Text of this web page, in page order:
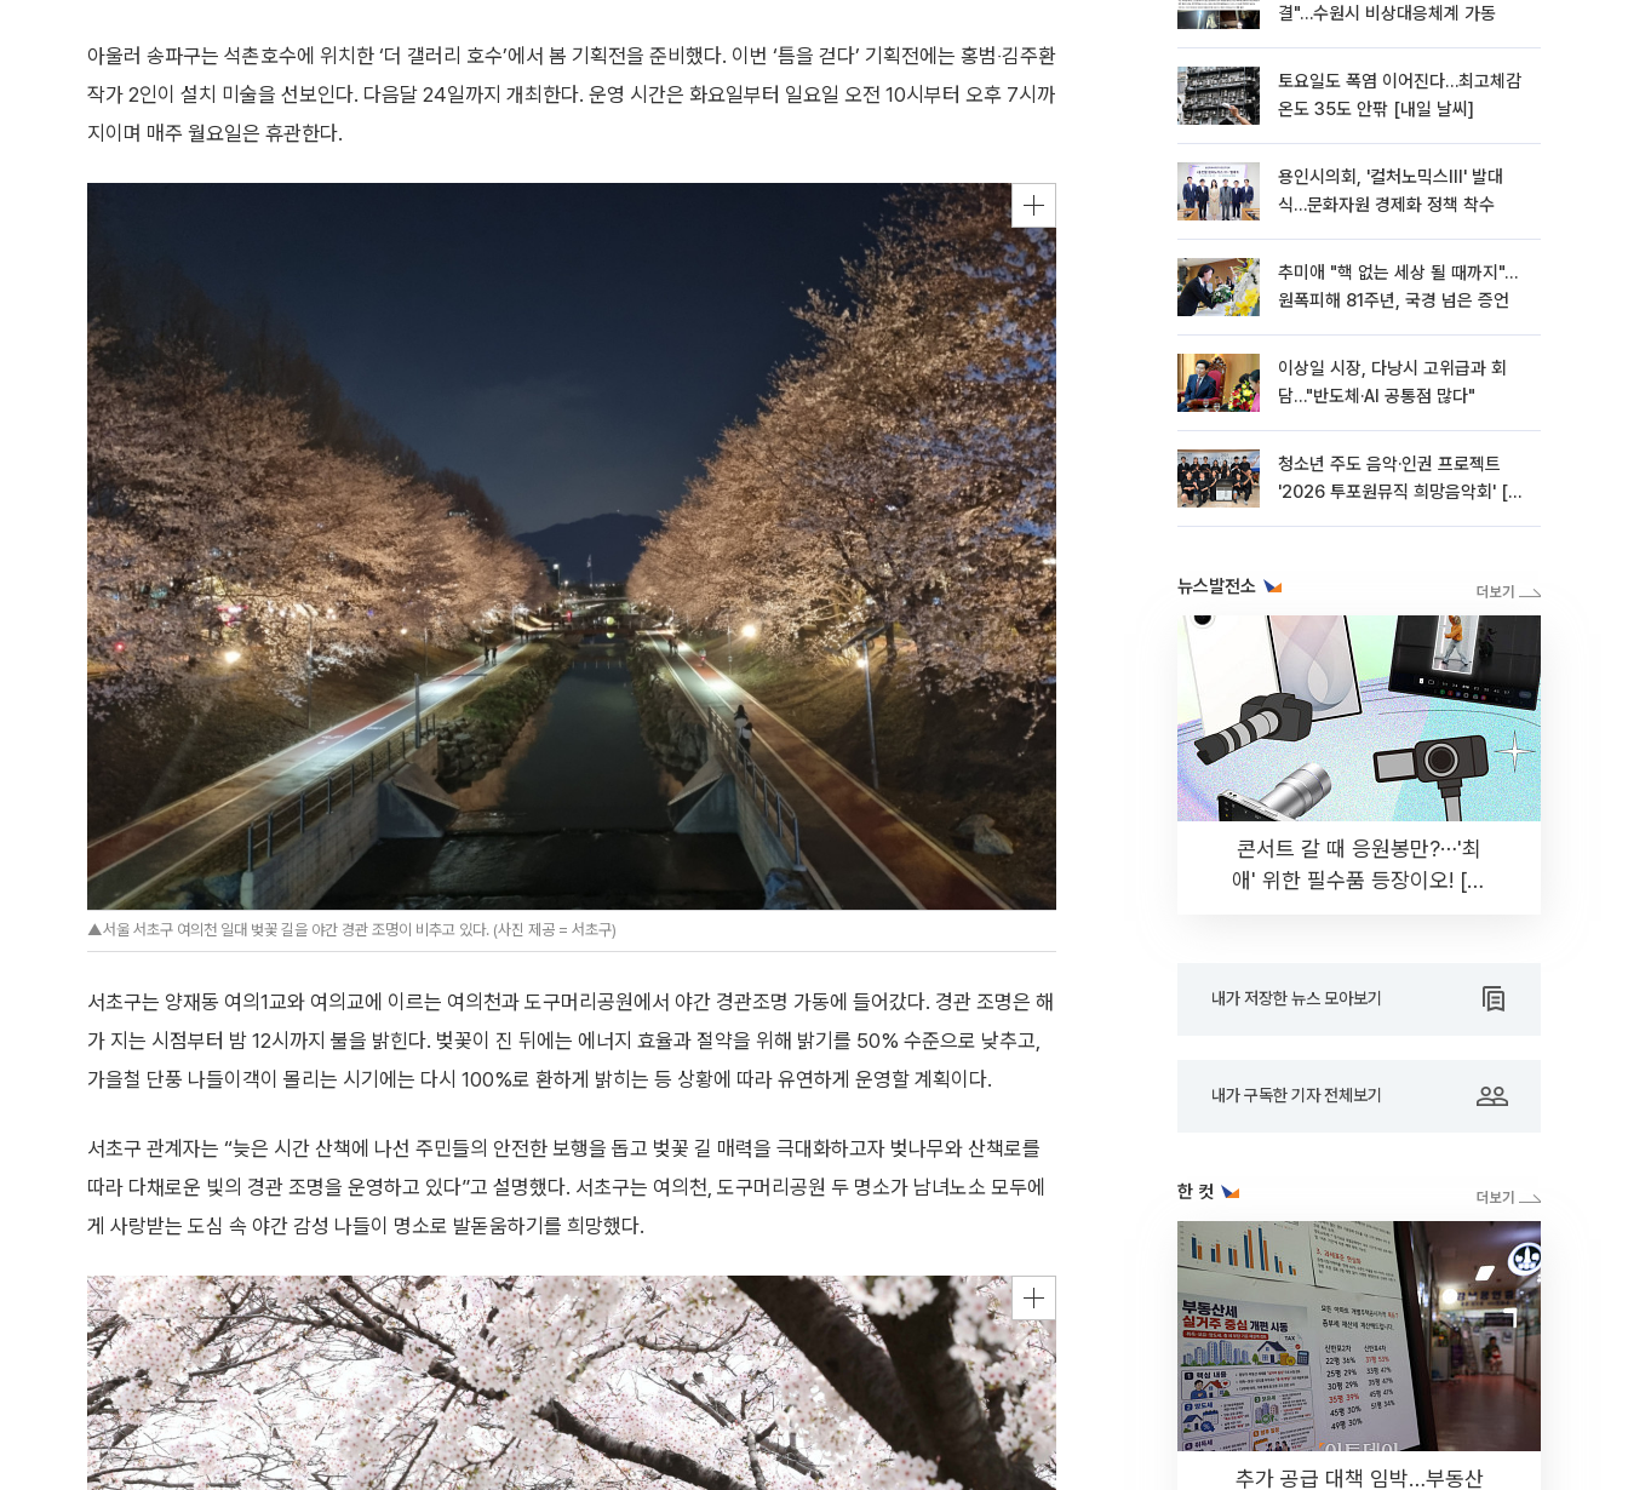
아울러 송파구는 석촌호수에 위치한 ‘더 갤러리 호수’에서 봄 기획전을 준비했다. 이번 ‘틈을 걷다’ 기획전에는 홍범‧김주환
작가 2인이 설치 미술을 선보인다. 다음달 24일까지 개최한다. 운영 시간은 화요일부터 일요일 오전 10시부터 오후 7시까
지이며 매주 월요일은 휴관한다.
▲서울 서초구 여의천 일대 벚꽃 길을 야간 경관 조명이 비추고 있다. (사진 제공 = 서초구)
서초구는 양재동 여의1교와 여의교에 이르는 여의천과 도구머리공원에서 야간 경관조명 가동에 들어갔다. 경관 조명은 해
가 지는 시점부터 밤 12시까지 불을 밝힌다. 벚꽃이 진 뒤에는 에너지 효율과 절약을 위해 밝기를 50% 수준으로 낮추고,
가을철 단풍 나들이객이 몰리는 시기에는 다시 100%로 환하게 밝히는 등 상황에 따라 유연하게 운영할 계획이다.
서초구 관계자는 “늦은 시간 산책에 나선 주민들의 안전한 보행을 돕고 벚꽃 길 매력을 극대화하고자 벚나무와 산책로를
따라 다채로운 빛의 경관 조명을 운영하고 있다”고 설명했다. 서초구는 여의천, 도구머리공원 두 명소가 남녀노소 모두에
게 사랑받는 도심 속 야간 감성 나들이 명소로 발돋움하기를 희망했다.
결"…수원시 비상대응체계 가동
토요일도 폭염 이어진다…최고체감
온도 35도 안팎 [내일 날씨]
용인시의회, '컬처노믹스Ⅲ' 발대
식…문화자원 경제화 정책 착수
추미애 "핵 없는 세상 될 때까지"…
원폭피해 81주년, 국경 넘은 증언
이상일 시장, 다낭시 고위급과 회
담…"반도체·AI 공통점 많다"
청소년 주도 음악·인권 프로젝트
'2026 투포원뮤직 희망음악회' [포
뉴스발전소
콘서트 갈 때 응원봉만?⋯'최
애' 위한 필수품 등장이오! [솔
내가 저장한 뉴스 모아보기
내가 구독한 기자 전체보기
한 컷
추가 공급 대책 임박…부동산